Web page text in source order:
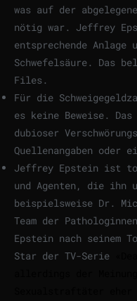
was auf der
nötig war. Jeffrey
entsprechende
Schwefelsäure. Das
Files.
Für die
es keine Beweise.
dubioser
Quellenangaben oder
Jeffrey Epstein ist
und Agenten, die ihn
beispielsweise Dr.
Team der
Epstein nach seinem
Star der TV-Serie